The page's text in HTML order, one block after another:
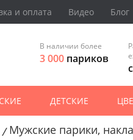
и оплата Видео Блог
В наличии более
3 000 париков
ДЕТСКИЕ
/ Мужские парики,